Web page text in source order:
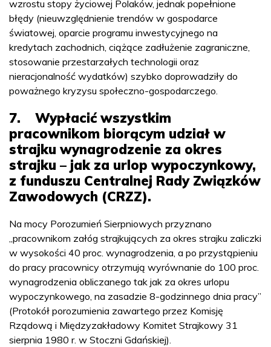
wzrostu stopy życiowej Polaków, jednak popełnione
błędy (nieuwzględnienie trendów w gospodarce
światowej, oparcie programu inwestycyjnego na
kredytach zachodnich, ciążące zadłużenie zagraniczne,
stosowanie przestarzałych technologii oraz
nieracjonalność wydatków) szybko doprowadziły do
poważnego kryzysu społeczno-gospodarczego.
7. Wypłacić wszystkim
pracownikom biorącym udział w
strajku wynagrodzenie za okres
strajku – jak za urlop wypoczynkowy,
z funduszu Centralnej Rady Związków
Zawodowych (CRZZ).
Na mocy Porozumień Sierpniowych przyznano
„pracownikom załóg strajkujących za okres strajku zaliczki
w wysokości 40 proc. wynagrodzenia, a po przystąpieniu
do pracy pracownicy otrzymują wyrównanie do 100 proc.
wynagrodzenia obliczanego tak jak za okres urlopu
wypoczynkowego, na zasadzie 8-godzinnego dnia pracy”
(Protokół porozumienia zawartego przez Komisję
Rządową i Międzyzakładowy Komitet Strajkowy 31
sierpnia 1980 r. w Stoczni Gdańskiej).